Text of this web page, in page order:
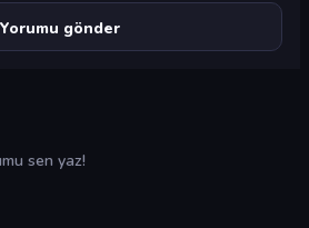
sen yaz!